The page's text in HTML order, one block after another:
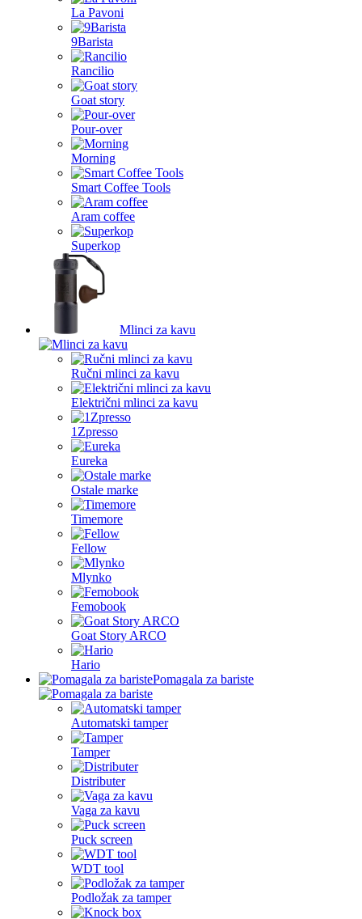
La Pavoni
9Barista
Rancilio
Goat story
Pour-over
Morning
Smart Coffee Tools
Aram coffee
Superkop
Mlinci za kavu
Ručni mlinci za kavu
Električni mlinci za kavu
1Zpresso
Eureka
Ostale marke
Timemore
Fellow
Mlynko
Femobook
Goat Story ARCO
Hario
Pomagala za bariste
Automatski tamper
Tamper
Distributer
Vaga za kavu
Puck screen
WDT tool
Podložak za tamper